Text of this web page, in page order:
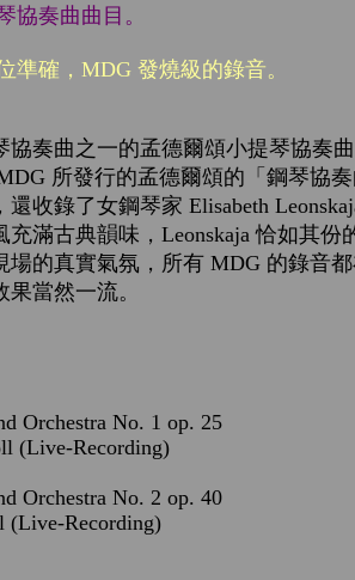
奏曲曲目。
準確，MDG發燒級的錄音。
協奏曲之一的孟德爾頌小提琴協奏
所發行的孟德爾頌的「鋼琴協
還收錄了女鋼琴家Elisabeth
充滿古典韻味，Leonskaja恰如其份
場的真實氣氛，所有MDG 的錄音
當然一流。
Orchestra No. 1 op. 25
(Live-Recording)
Orchestra No. 2 op. 40
(Live-Recording)